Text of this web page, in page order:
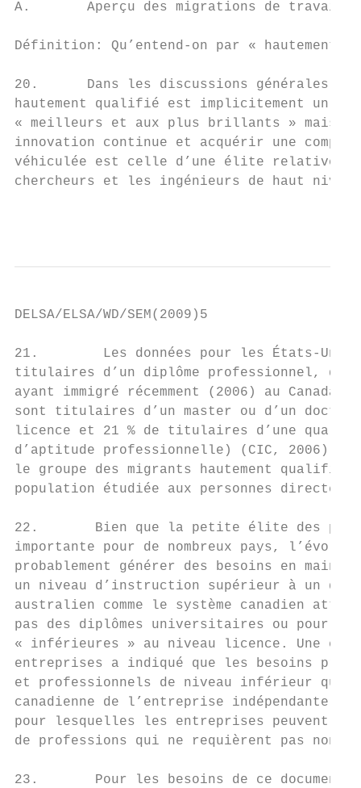
A.       Aperçu des migrations de
Définition: Qu’entend-on par « hautement
20.      Dans les discussions générales
hautement qualifié est implicitement un
« meilleurs et aux plus brillants » mais
innovation continue et acquérir une
véhiculée est celle d’une élite
chercheurs et les ingénieurs de haut
DELSA/ELSA/WD/SEM(2009)5
21.        Les données pour les États-Unis
titulaires d’un diplôme professionnel,
ayant immigré récemment (2006) au
sont titulaires d’un master ou d’un
licence et 21 % de titulaires d’une
d’aptitude professionnelle) (CIC, 2006).
le groupe des migrants hautement
population étudiée aux personnes
22.       Bien que la petite élite des
importante pour de nombreux pays,
probablement générer des besoins en
un niveau d’instruction supérieur à un
australien comme le système canadien
pas des diplômes universitaires ou pour
« inférieures » au niveau licence. Une
entreprises a indiqué que les besoins
et professionnels de niveau inférieur que
canadienne de l’entreprise
pour lesquelles les entreprises peuvent
de professions qui ne requièrent pas non
23.       Pour les besoins de ce document,